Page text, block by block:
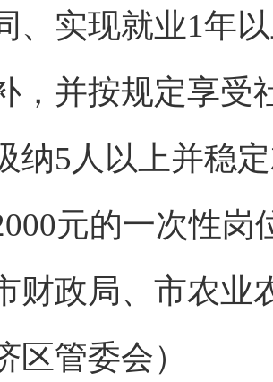
、实现就业1年
，并按规定享受
纳5人以上并稳
元的一次性岗
财政局、市农业
区管委会）